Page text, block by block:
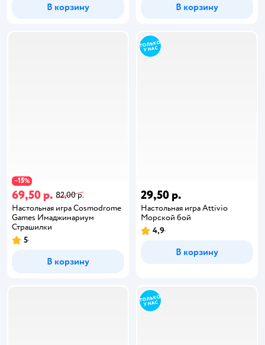
В корзину В корзину
−15%
69,50 р. 82,00 р.
Настольная игра Cosmodrome
Games Имаджинариум
Страшилки
5
В корзину
29,50 р.
Настольная игра Attivio
Морской бой
4,9
В корзину